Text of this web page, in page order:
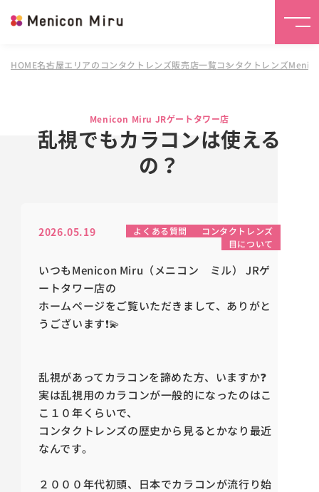
HOME名古屋エリアのコンタクトレンズ販売店一覧コンタクトレンズ
Menicon Miru JRゲートタワー店
乱視でもカラコンは使える
の？
2026.05.19 よくある質問
コンタクトレンズ
目について
いつもMenicon Miru（メニコン ミル） JRゲ
ートタワー店の
ホームページをご覧いただきまして、ありがと
うございます❗💫
乱視があってカラコンを諦めた方、いますか❓
実は乱視用のカラコンが一般的になったのはこ
こ１０年くらいで、
コンタクトレンズの歴史から見るとかなり最近
なんです。
２０００年代初頭、日本でカラコンが流行り始